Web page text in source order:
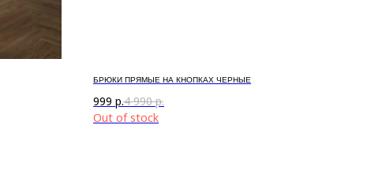
БРЮКИ ПРЯМЫЕ НА КНОПКАХ ЧЕРНЫЕ
999 р.4 990 р.
Out of stock